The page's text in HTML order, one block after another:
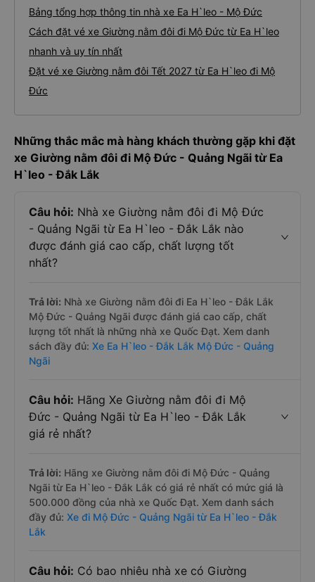
Bảng tổng hợp thông tin nhà xe Ea H`leo - Mộ Đức
Cách đặt vé xe Giường nằm đôi đi Mộ Đức từ Ea H`leo
nhanh và uy tín nhất
Đặt vé xe Giường nằm đôi Tết 2027 từ Ea H`leo đi Mộ
Đức
Những thắc mắc mà hàng khách thường gặp khi đặt
xe Giường nằm đôi đi Mộ Đức - Quảng Ngãi từ Ea
H`leo - Đắk Lắk
Câu hỏi: Nhà xe Giường nằm đôi đi Mộ Đức
- Quảng Ngãi từ Ea H`leo - Đắk Lắk nào
được đánh giá cao cấp, chất lượng tốt
nhất?
Trả lời: Nhà xe Giường nằm đôi đi Ea H`leo - Đắk Lắk
Mộ Đức - Quảng Ngãi được đánh giá cao cấp, chất
lượng tốt nhất là những nhà xe Quốc Đạt. Xem danh
sách đầy đủ: Xe Ea H`leo - Đắk Lắk Mộ Đức - Quảng
Ngãi
Câu hỏi: Hãng Xe Giường nằm đôi đi Mộ
Đức - Quảng Ngãi từ Ea H`leo - Đắk Lắk
giá rẻ nhất?
Trả lời: Hãng xe Giường nằm đôi đi Mộ Đức - Quảng
Ngãi từ Ea H`leo - Đắk Lắk có giá rẻ nhất có mức giá là
500.000 đồng của nhà xe Quốc Đạt. Xem danh sách
đầy đủ: Xe đi Mộ Đức - Quảng Ngãi từ Ea H`leo - Đắk
Lắk
Câu hỏi: Có bao nhiêu nhà xe có Giường